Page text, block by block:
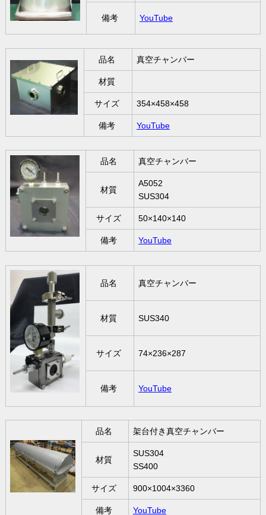
備考 YouTube
品名 真空チャンバー
材質
サイズ 354×458×458
備考 YouTube
品名 真空チャンバー
材質
A5052
SUS304
サイズ 50×140×140
備考 YouTube
品名 真空チャンバー
材質 SUS340
サイズ 74×236×287
備考 YouTube
品名 架台付き真空チャンバー
材質
SUS304
SS400
サイズ 900×1004×3360
備考 YouTube